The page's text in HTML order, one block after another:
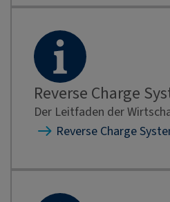
Reverse Charge
Der Leitfaden der
Reverse Charge